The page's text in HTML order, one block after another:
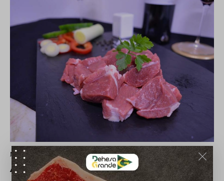
NOTICIAS DEHESA GRANDE
Al rico producto de Dehesa Grande